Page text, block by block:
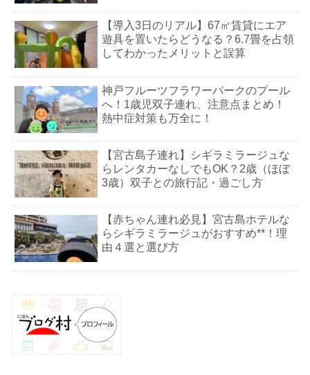
【導入3日のリアル】67㎡賃貸にエア
遊具を置いたらどうなる？6.7畳を占領
してわかったメリットと誤算
神戸フルーツフラワーパークのプール
へ！1歳児双子連れ、注意点まとめ！
熱中症対策も万全に！
【宮古島子連れ】シギラミラージュな
らレンタカーなしでもOK？2歳（ほぼ
3歳）双子との旅行記・過ごし方
【赤ちゃん連れ必見】宮古島ホテルな
らシギラミラージュがおすすめ**！理
由４選と選び方